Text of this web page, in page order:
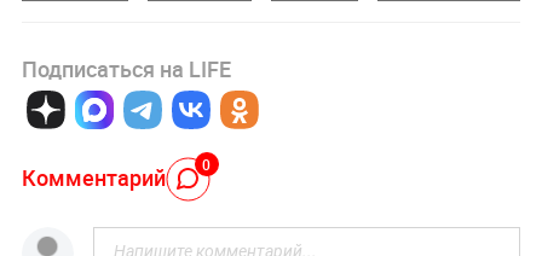
Подписаться на LIFE
Комментарий 0